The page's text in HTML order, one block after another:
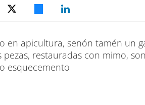
en apicultura, senón tamén un
pezas, restauradas con mimo,
esquecemento